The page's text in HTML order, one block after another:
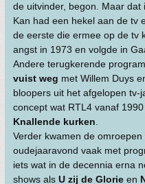
de uitvinder, begon. Maar dat
Kan had een hekel aan de tv
de eerste die ermee op de tv
angst in 1973 en volgde in
Andere terugkerende
vuist weg met Willem Duys
bloopers uit het afgelopen tv-
concept wat RTL4 vanaf
Knallende kurken
Verder kwamen de omroepen
oudejaaravond vaak met
iets wat in de decennia erna
shows als U zij de Glorie en